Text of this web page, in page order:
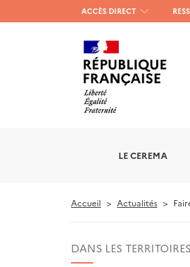
Menu
haut
gauche
ACCÈS DIRECT
LE CEREMA
Accueil Actualités
DANS LES TERRITOIRES